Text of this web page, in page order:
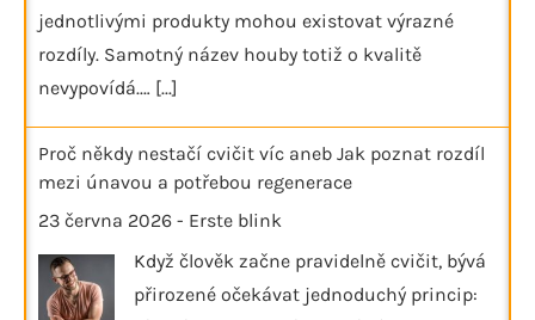
jednotlivými produkty mohou existovat výrazné
rozdíly. Samotný název houby totiž o kvalitě
nevypovídá.… [...]
Proč někdy nestačí cvičit víc aneb Jak poznat rozdíl
mezi únavou a potřebou regenerace
23 června 2026 - Erste blink
Když člověk začne pravidelně cvičit, bývá
přirozené očekávat jednoduchý princip: